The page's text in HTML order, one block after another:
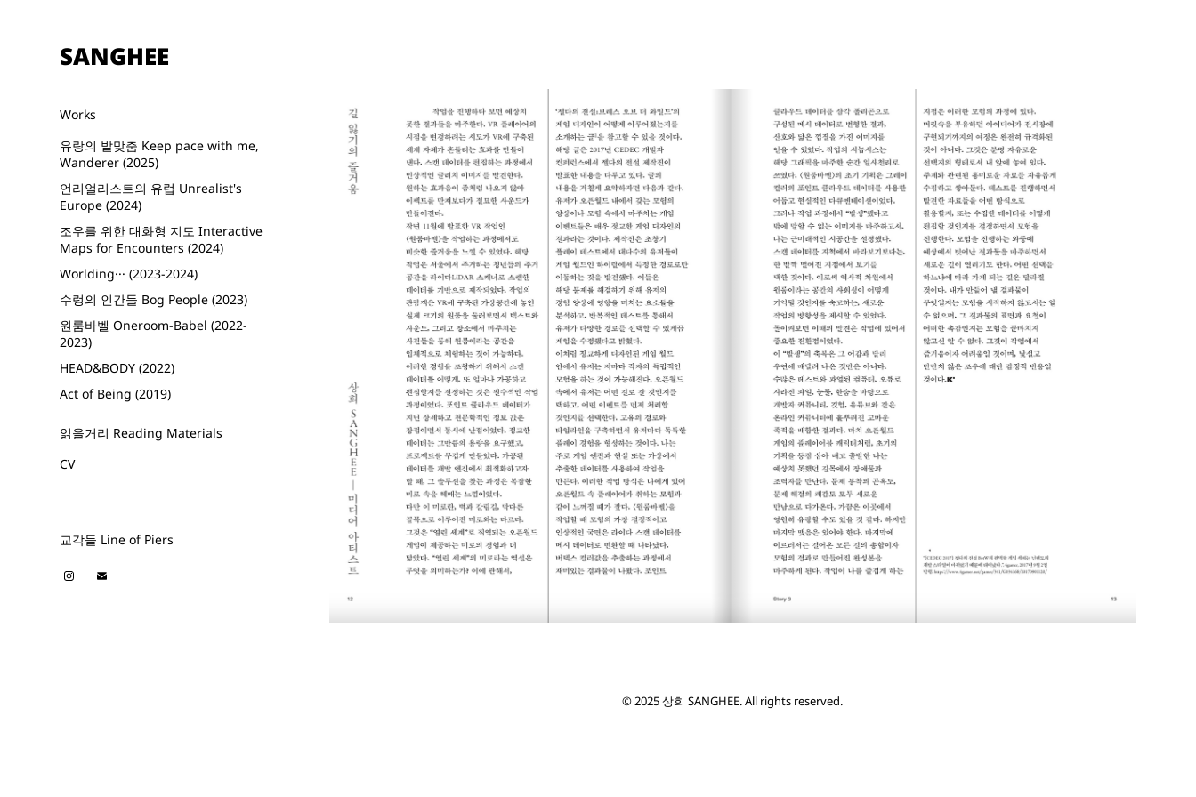
SANGHEE
Works
유랑의 발맞춤 Keep pace with me,
Wanderer (2025)
언리얼리스트의 유럽 Unrealist's
Europe (2024)
조우를 위한 대화형 지도 Interactive
Maps for Encounters (2024)
Worlding··· (2023-2024)
수렁의 인간들 Bog People (2023)
원룸바벨 Oneroom-Babel (2022-
2023)
HEAD&BODY (2022)
Act of Being (2019)
읽을거리 Reading Materials
CV
교각들 Line of Piers
© 2025 상희 SANGHEE. All rights reserved.